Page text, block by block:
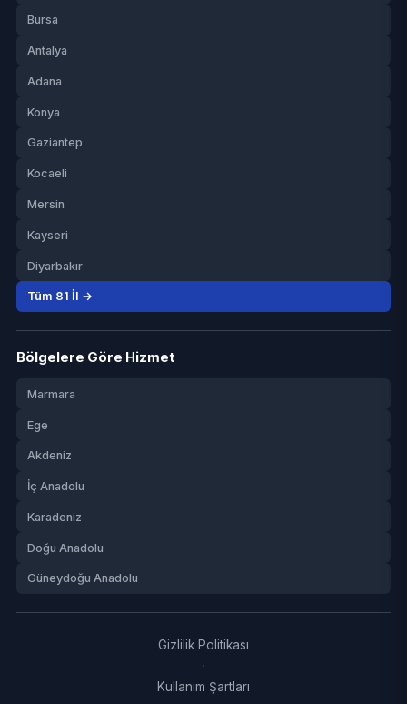
Bursa
Antalya
Adana
Konya
Gaziantep
Kocaeli
Mersin
Kayseri
Diyarbakır
Tüm 81 İl →
Bölgelere Göre Hizmet
Marmara
Ege
Akdeniz
İç Anadolu
Karadeniz
Doğu Anadolu
Güneydoğu Anadolu
Gizlilik Politikası
·
Kullanım Şartları